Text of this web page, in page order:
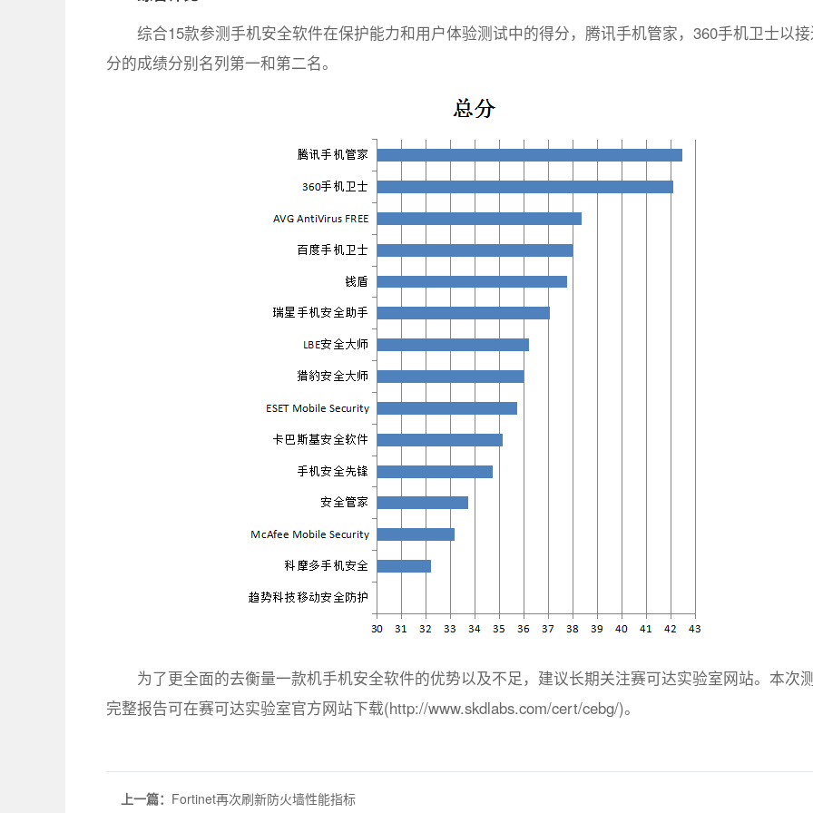
综合15款参测手机安全软件在保护能力和用户体验测试中的得分，腾讯手机管家，360手机卫士以
分的成绩分别名列第一和第二名。
为了更全面的去衡量一款机手机安全软件的优势以及不足，建议长期关注赛可达实验室网站。本次
完整报告可在赛可达实验室官方网站下载(http://www.skdlabs.com/cert/cebg/)。
上一篇： Fortinet再次刷新防火墙性能指标